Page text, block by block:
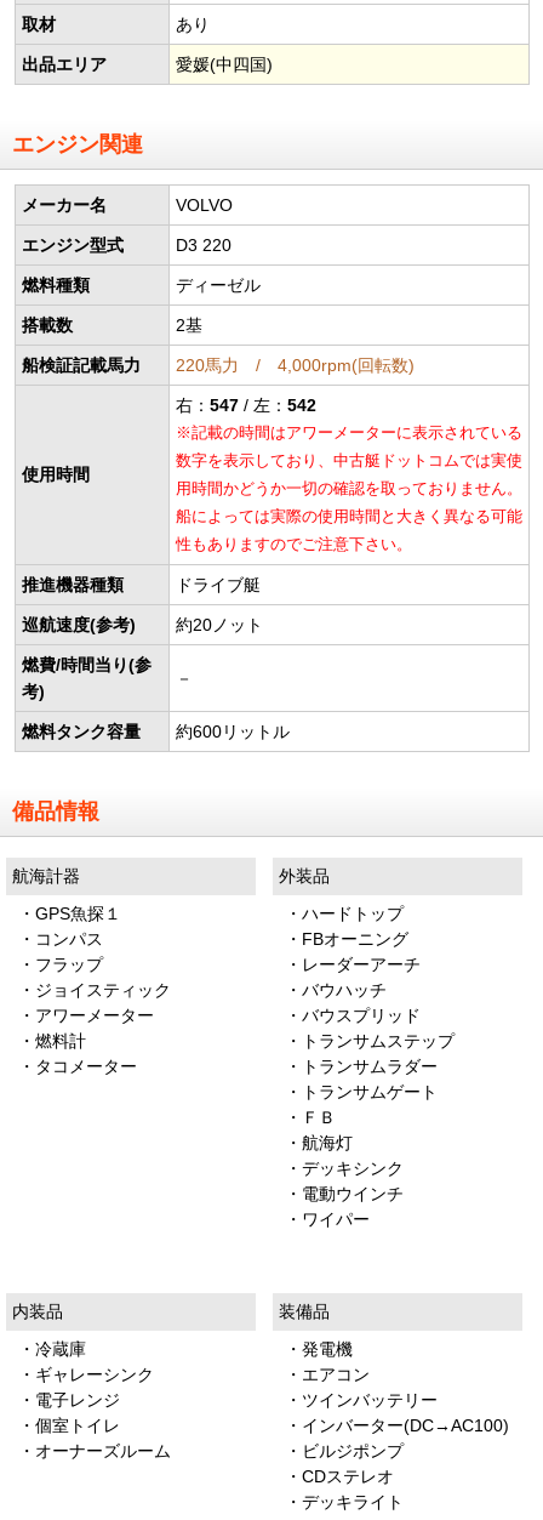
取材 あり
出品エリア 愛媛(中四国)
エンジン関連
メーカー名 VOLVO
エンジン型式 D3 220
燃料種類 ディーゼル
搭載数 2基
船検証記載馬力 220馬力 / 4,000rpm(回転数)
使用時間
右： 547/ 左： 542
※記載の時間はアワーメーターに表示されている
数字を表示しており、中古艇ドットコムでは実使
用時間かどうか一切の確認を取っておりません。
船によっては実際の使用時間と大きく異なる可能
性もありますのでご注意下さい。
推進機器種類 ドライブ艇
巡航速度(参考) 約20ノット
燃費/時間当り(参
考)
－
燃料タンク容量 約600リットル
備品情報
航海計器
・GPS魚探１
・コンパス
・フラップ
・ジョイスティック
・アワーメーター
・燃料計
・タコメーター
外装品
・ハードトップ
・FBオーニング
・レーダーアーチ
・バウハッチ
・バウスプリッド
・トランサムステップ
・トランサムラダー
・トランサムゲート
・ＦＢ
・航海灯
・デッキシンク
・電動ウインチ
・ワイパー
内装品
・冷蔵庫
・ギャレーシンク
・電子レンジ
・個室トイレ
・オーナーズルーム
装備品
・発電機
・エアコン
・ツインバッテリー
・インバーター(DC→AC100)
・ビルジポンプ
・CDステレオ
・デッキライト